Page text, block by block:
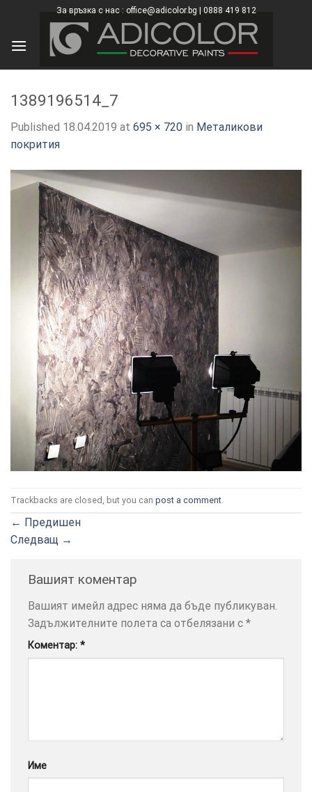
content
За връзка с нас : office@adicolor.bg | 0888 419 812
1389196514_7
Published 18.04.2019 at 695 × 720 in Металикови
покрития
Trackbacks are closed, but you can post a comment
← Предишен
Следващ →
Вашият коментар
Вашият имейл адрес няма да бъде публикуван.
Задължителните полета са отбелязани с *
Коментар: *
Име
×
×
ТОЗИ
САЙТ
ИЗПОЛЗВА
ПОВЕЧЕ
ИНФОРМАЦИЯ
МОЖЕТЕ
ДА
ТУК.
УСЛУГИ ОПЦИИ